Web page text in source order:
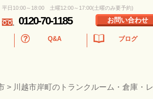
平日10:00～18:00 土曜12:00～17:00(土曜のみ要予約)
0120-70-1185 お問い合わせ
Q&A ブログ
> 川越市岸町のトランクルーム・倉庫・レ